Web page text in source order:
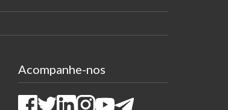
Acompanhe-nos
Facebook
TwitterLinkedIn
Instagram
YoutubeTelegram